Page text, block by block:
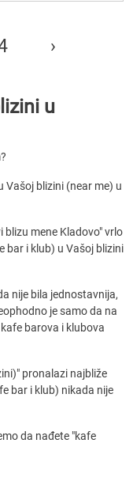
›
u
Vašoj blizini (near me) u
blizu mene Kladovo" vrlo
bar i klub) u Vašoj blizini
nije bila jednostavnija,
je samo da na
barova i klubova
pronalazi najbliže
bar i klub) nikada nije
da nađete "kafe